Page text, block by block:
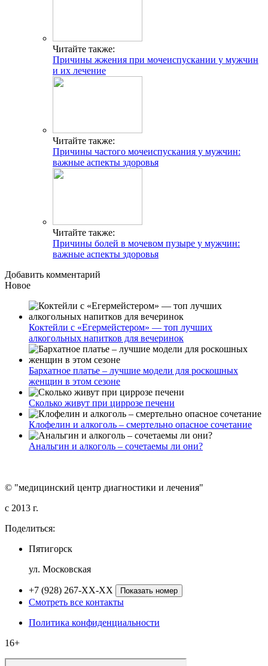
Читайте также:
Причины жжения при мочеиспускании у мужчин
и их лечение
Читайте также:
Причины частого мочеиспускания у мужчин:
важные аспекты здоровья
Читайте также:
Причины болей в мочевом пузыре у мужчин:
важные аспекты здоровья
Добавить комментарий
Новое
Коктейли с «Егермейстером» — топ лучших
алкогольных напитков для вечеринок
Бархатное платье – лучшие модели для роскошных
женщин в этом сезоне
Сколько живут при циррозе печени
Клофелин и алкоголь – смертельно опасное сочетание
Анальгин и алкоголь – сочетаемы ли они?
© "медицинский центр диагностики и лечения"
c 2013 г.
Поделиться:
Пятигорск
ул. Московская
+7 (928) 267-XX-XX Показать номер
Смотреть все контакты
Политика конфиденциальности
16+